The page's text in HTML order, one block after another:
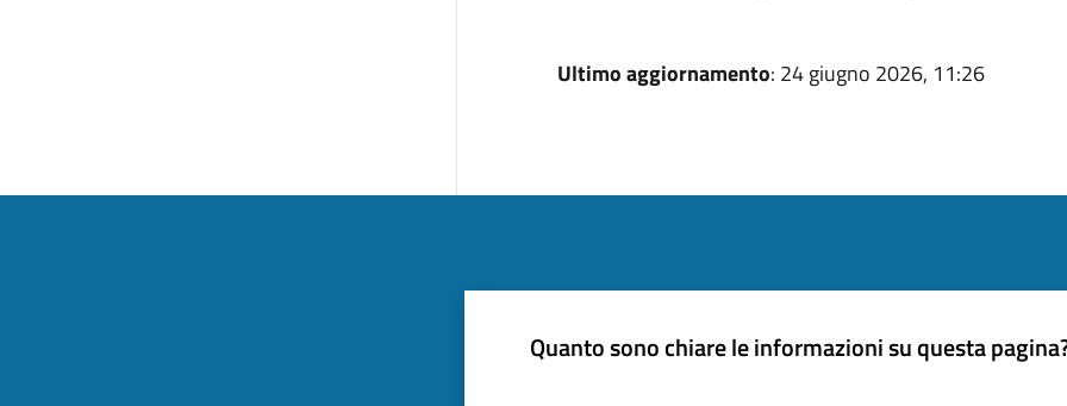
Ultimo aggiornamento: 24 giugno 2026, 11:26
Quanto sono chiare le informazioni su questa